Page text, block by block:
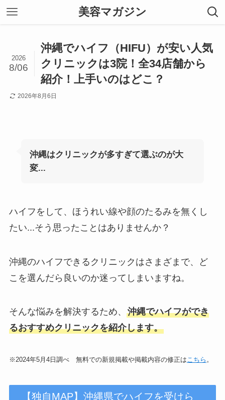
美容マガジン
沖縄でハイフ（HIFU）が安い人気
クリニックは3院！全34店舗から
紹介！上手いのはどこ？
2026
8/06
2026年8月6日
沖縄はクリニックが多すぎて選ぶのが大
変...
ハイフをして、ほうれい線や顔のたるみを無くし
たい...そう思ったことはありませんか？
沖縄のハイフできるクリニックはさまざまで、ど
こを選んだら良いのか迷ってしまいますね。
そんな悩みを解決するため、 沖縄でハイフができ
るおすすめクリニックを紹介します。
※2024年5月4日調べ 無料での新規掲載や掲載内容の修正はこちら 。
【独自MAP】沖縄県でハイフを受けら